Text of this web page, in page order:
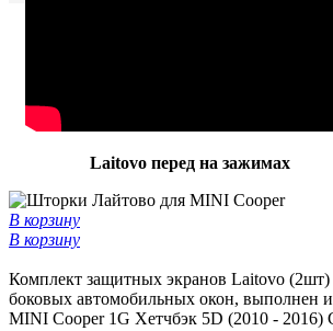
Laitovo перед на зажимах
В корзину
В корзину
Комплект защитных экранов Laitovo (2шт)
боковых автомобильных окон, выполнен
MINI Cooper 1G Хетчбэк 5D (2010 - 2016)